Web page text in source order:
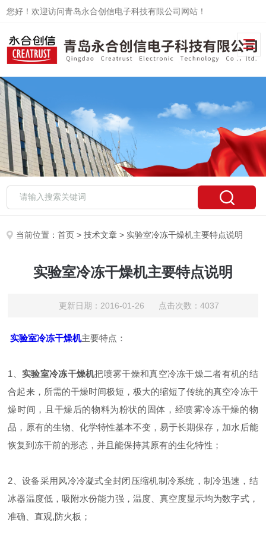
您好！欢迎访问青岛永合创信电子科技有限公司网站！
当前位置：首页 >技术文章 > 实验室冷冻干燥机主要特点说明
实验室冷冻干燥机主要特点说明
更新日期：2016-01-26 点击次数：4037
实验室冷冻干燥机主要特点：
1、实验室冷冻干燥机把喷雾干燥和真空冷冻干燥二者有机的结
合起来，所需的干燥时间极短，极大的缩短了传统的真空冷冻干
燥时间，且干燥后的物料为粉状的固体，经喷雾冷冻干燥的物
品，原有的生物、化学特性基本不变，易于长期保存，加水后能
恢复到冻干前的形态，并且能保持其原有的生化特性；
2、设备采用风冷冷凝式全封闭压缩机制冷系统，制冷迅速，结
冰器温度低，吸附水份能力强，温度、真空度显示均为数字式，
准确、直观,防火板；